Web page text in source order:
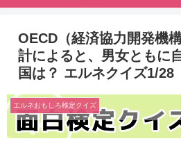
OECD（経済協力開発機
計によると、男女ともに
国は？ エルネクイズ1/28
エルネおもしろ検定クイズ